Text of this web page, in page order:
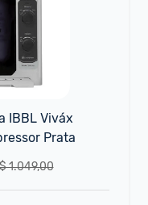
IBBL Viváx
Prata
1.049,00